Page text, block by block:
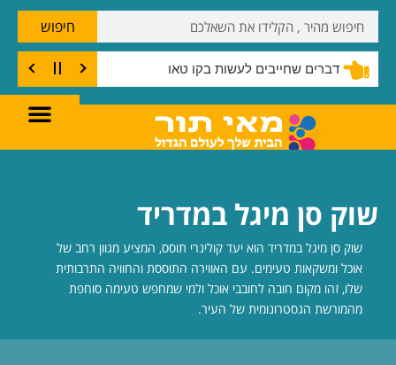
דברים שחייבים לעשות בקו טאו
חיפוש
שוק סן מיגל במדריד
שוק סן מיגל במדריד הוא יעד קולינרי תוסס, המציע מגוון רחב של
אוכל ומשקאות טעימים. עם האווירה התוססת והחוויה התרבותית
שלו, זהו מקום חובה לחובבי אוכל ולמי שמחפש טעימה סוחפת
מהמורשת הגסטרונומית של העיר.